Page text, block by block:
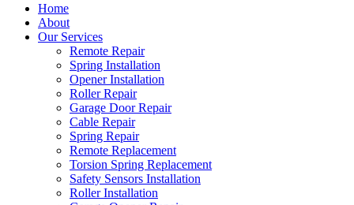
Home
About
Our Services
Remote Repair
Spring Installation
Opener Installation
Roller Repair
Garage Door Repair
Cable Repair
Spring Repair
Remote Replacement
Torsion Spring Replacement
Safety Sensors Installation
Roller Installation